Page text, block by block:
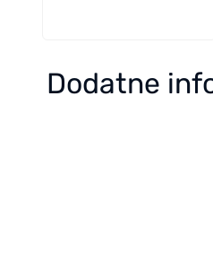
Dodatne